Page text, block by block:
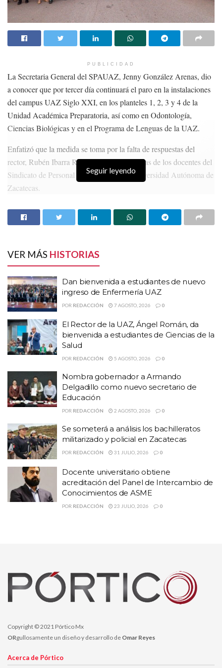
Recordemos que Barrera fue privado de la libertad el lunes 11 de
marzo por la tarde al salir de la estación de radio en la cual labora,
ubicada en la colonia Jardines de San Ignacio en Zapopan.
involucrados en los hechos, uno de ellos era la camioneta en la
que viajaba el comunicador.
Temas: agresión a periodistas Jalisco
Lo Mas Destacado
periodista desaparecido
PUBLICIDAD
La Secretaria General del SPAUAZ, Jenny González Arenas, dio
a conocer que por tercer día continuará el paro en la instalaciones
del campus UAZ Siglo XXI, en los planteles 1, 2, 3 y 4 de la
Unidad Académica Preparatoria, así como en Odontología,
Ciencias Biológicas y en el Programa de Lenguas de la UAZ.
Enfatizó que la medida se toma por la falta de respuestas del
rector, Rubén Ibarra Reyes, ante las demandas de los docentes del
Sindicato de Personal Académico de la Universidad Autónoma de
Zacatecas.
HISTORIAS RELACIONADAS
de Enfermería UAZ
El Rector de la UAZ, Ángel Román, da bienvenida
Nombra gobernador a Armando Delgadillo como
nuevo secretario de Educación
Exhortó a la comunidad docente y a los padres de familia, así
como a los estudiantes, a mantenerse informados a través de los
medios oficiales del SPAUAZ, al tiempo que exigió una respuesta
regresar a las aulas.
Seguir leyendo
Temas:
#Jenny González Arenas
#Paro del Spauaz en SigloXXI
#SPAUAZComité2023-2026
Lo Mas Destacado
VER MÁS HISTORIAS
Dan bienvenida a estudiantes de nuevo
ingreso de Enfermería UAZ
POR REDACCIÓN 7 AGOSTO, 2026 0
El Rector de la UAZ, Ángel Román, da
bienvenida a estudiantes de Ciencias de la
Salud
POR REDACCIÓN 5 AGOSTO, 2026 0
Nombra gobernador a Armando
Delgadillo como nuevo secretario de
Educación
POR REDACCIÓN 2 AGOSTO, 2026 0
Se someterá a análisis los bachilleratos
militarizado y policial en Zacatecas
POR REDACCIÓN 31 JULIO, 2026 0
Docente universitario obtiene
acreditación del Panel de Intercambio de
Conocimientos de ASME
POR REDACCIÓN 23 JULIO, 2026 0
Copyright © 2021 Pórtico Mx
ORgullosamente un diseño y desarrollo de Omar Reyes
Acerca de Pórtico